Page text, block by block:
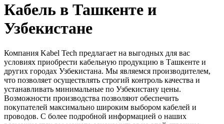
Кабель в Ташкенте и
Узбекистане
Компания Kabel Tech предлагает на выгодных для вас
условиях приобрести кабельную продукцию в Ташкенте и
других городах Узбекистана. Мы являемся производителем,
что позволяет осуществлять строгий контроль качества и
устанавливать минимальные по Узбекистану цены.
Возможности производства позволяют обеспечить
покупателей максимально широким выбором кабелей и
проводов. С более подробной информацией о наших